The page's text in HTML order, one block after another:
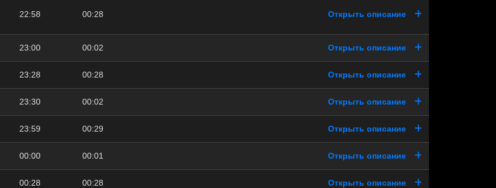
22:58 00:28 Открыть описание
23:00 00:02 Открыть описание
23:28 00:28 Открыть описание
23:30 00:02 Открыть описание
23:59 00:29 Открыть описание
00:00 00:01 Открыть описание
00:28 00:28 Открыть описание